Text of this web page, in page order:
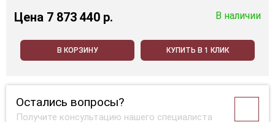
Цена 7 873 440 p. В наличии
В КОРЗИНУ КУПИТЬ В 1 КЛИК
Остались вопросы?
Получите консультацию нашего специалиста